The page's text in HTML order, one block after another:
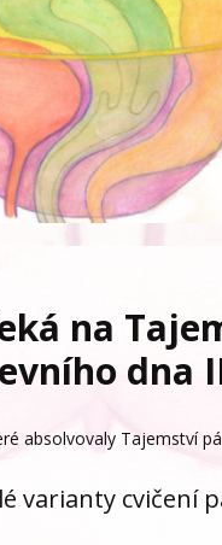
na
dna
absolvovaly Tajemství
varianty cvičení